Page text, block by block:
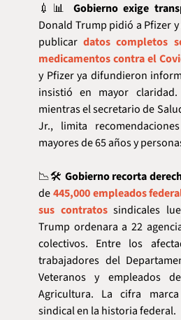
💉 📊
Gobierno exige
Donald Trump pidió a Pfizer
publicar datos completos
medicamentos contra el
y Pfizer ya difundieron
insistió en mayor
mientras el secretario de
Jr., limita
mayores de 65 años y
📉🛠️ Gobierno recorta
de 445,000 empleados
sus contratos sindicales
Trump ordenara a 22
colectivos. Entre los
trabajadores del
Veteranos y empleados
Agricultura. La cifra
sindical en la historia federal.